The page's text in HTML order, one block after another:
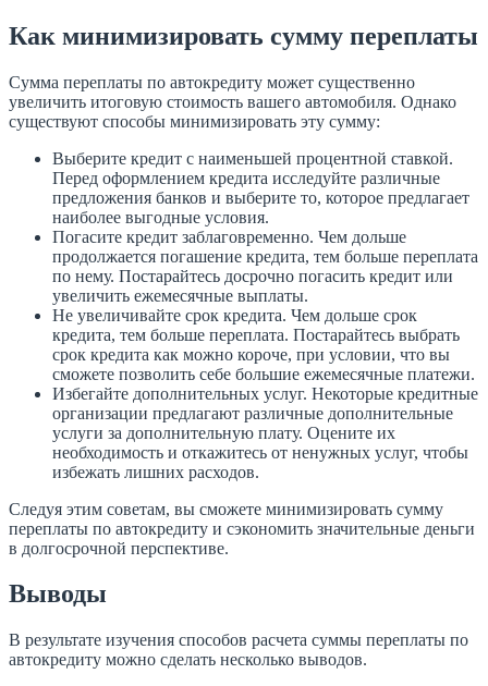
Как минимизировать сумму переплаты
Сумма переплаты по автокредиту может существенно
увеличить итоговую стоимость вашего автомобиля. Однако
существуют способы минимизировать эту сумму:
Выберите кредит с наименьшей процентной ставкой.
Перед оформлением кредита исследуйте различные
предложения банков и выберите то, которое предлагает
наиболее выгодные условия.
Погасите кредит заблаговременно. Чем дольше
продолжается погашение кредита, тем больше переплата
по нему. Постарайтесь досрочно погасить кредит или
увеличить ежемесячные выплаты.
Не увеличивайте срок кредита. Чем дольше срок
кредита, тем больше переплата. Постарайтесь выбрать
срок кредита как можно короче, при условии, что вы
сможете позволить себе большие ежемесячные платежи.
Избегайте дополнительных услуг. Некоторые кредитные
организации предлагают различные дополнительные
услуги за дополнительную плату. Оцените их
необходимость и откажитесь от ненужных услуг, чтобы
избежать лишних расходов.
Следуя этим советам, вы сможете минимизировать сумму
переплаты по автокредиту и сэкономить значительные деньги
в долгосрочной перспективе.
Выводы
В результате изучения способов расчета суммы переплаты по
автокредиту можно сделать несколько выводов.